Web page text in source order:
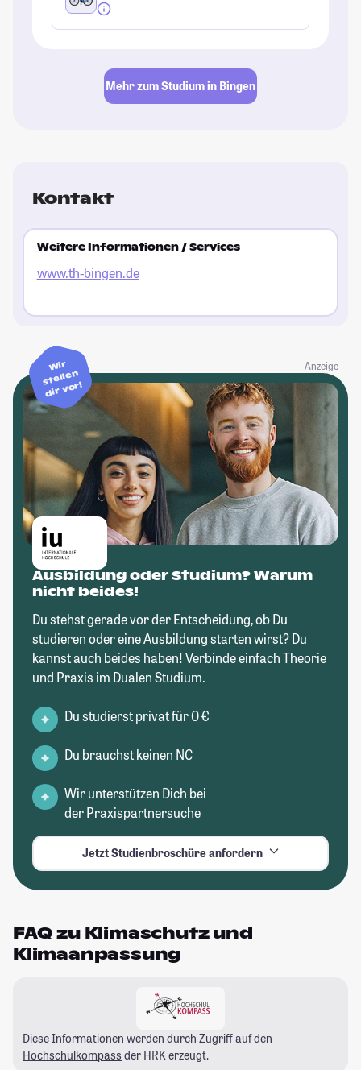
Mehr zum Studium in Bingen
Kontakt
Weitere Informationen / Services
www.th-bingen.de
Anzeige
Wir
stellen
dir vor!
Ausbildung oder Studium? Warum
nicht beides!
Du stehst gerade vor der Entscheidung, ob Du
studieren oder eine Ausbildung starten wirst? Du
kannst auch beides haben! Verbinde einfach Theorie
und Praxis im Dualen Studium.
Du studierst privat für 0 €
Du brauchst keinen NC
Wir unterstützen Dich bei
der Praxispartnersuche
Jetzt Studienbroschüre anfordern
FAQ zu Klimaschutz und
Klimaanpassung
Diese Informationen werden durch Zugriff auf den
Hochschulkompass der HRK erzeugt.